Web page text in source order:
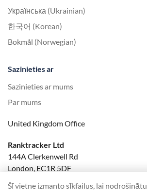
Українська (Ukrainian)
한국어 (Korean)
Bokmål (Norwegian)
Sazinieties ar
Sazinieties ar mums
Par mums
United Kingdom Office
Ranktracker Ltd
144A Clerkenwell Rd
London, EC1R 5DF
felix@ranktracker.com
Šī vietne izmanto sīkfailus, lai nodrošinātu